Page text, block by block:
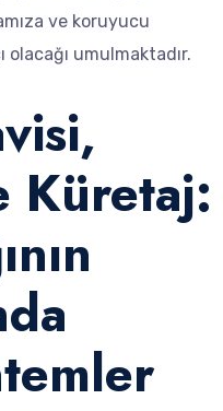
ve koruyucu
umulmaktadır.
Küretaj: